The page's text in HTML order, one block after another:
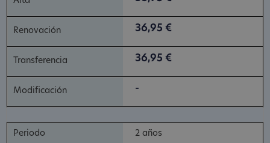
36,95 €
36,95 €
-
2 años